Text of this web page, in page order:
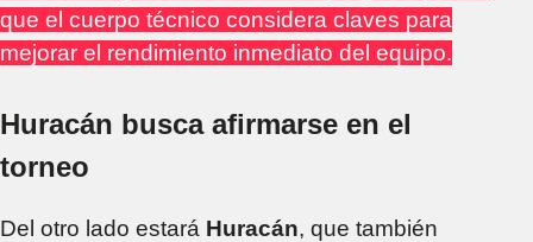
que el cuerpo técnico considera claves para
mejorar el rendimiento inmediato del equipo.
Huracán busca afirmarse en el
torneo
Del otro lado estará Huracán, que también